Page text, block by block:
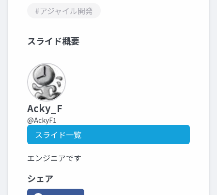
#アジャイル開発
スライド概要
Acky_F
@AckyF1
スライド一覧
エンジニアです
シェア